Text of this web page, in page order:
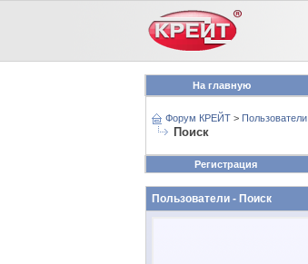
На главную
Форум КРЕЙТ > Пользователи
Поиск
Регистрация
Пользователи - Поиск